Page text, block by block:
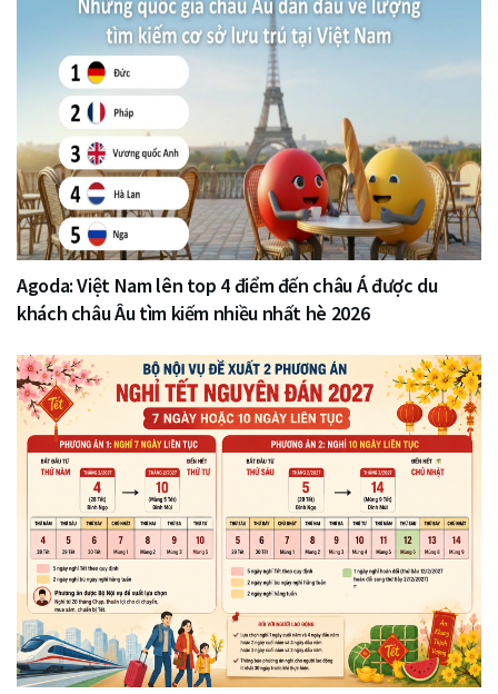
Agoda: Việt Nam lên top 4 điểm đến châu Á được du
khách châu Âu tìm kiếm nhiều nhất hè 2026